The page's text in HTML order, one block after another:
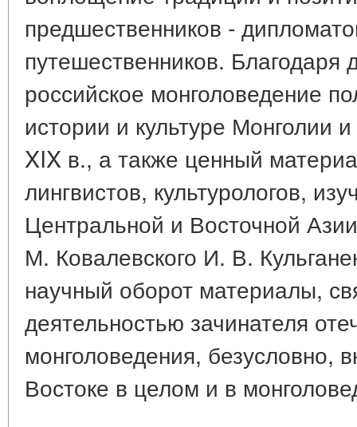
предшественников -
путешественников. Благодаря
российское монголоведение
истории и культуре Монголии
XIX в., а также ценный
лингвистов, культурологов,
Центральной и Восточной
М. Ковалевского И. В.
научный оборот материалы,
деятельностью зачинателя
монголоведения, безусловно,
Востоке в целом и в